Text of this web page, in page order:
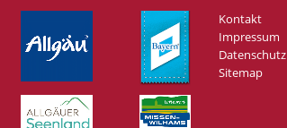
Kontakt
Impressum
Datenschutz
Sitemap